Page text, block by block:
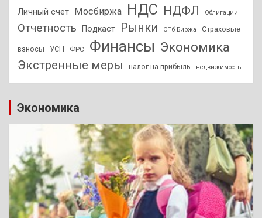
Личный счет Мосбиржа НДС НДФЛ Облигации
Отчетность Подкаст Рынки СПб Биржа Страховые
взносы УСН ФРС Финансы Экономика
Экстренные меры налог на прибыль недвижимость
Экономика